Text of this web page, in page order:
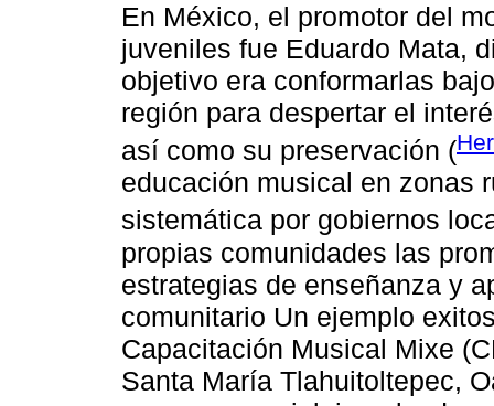
En México, el promotor del
juveniles fue Eduardo Mata,
objetivo era conformarlas
región para despertar el
así como su preservación (
educación musical en zonas
sistemática por gobiernos
propias comunidades las
estrategias de enseñanza y
comunitario Un ejemplo
Capacitación Musical Mixe
Santa María Tlahuitoltepec,